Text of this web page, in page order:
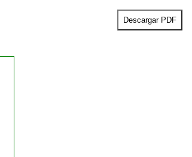
Descargar PDF